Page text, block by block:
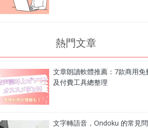
熱門文章
文章朗讀軟體推薦：7款商用免
及付費工具總整理
文字轉語音，Ondoku 的常見